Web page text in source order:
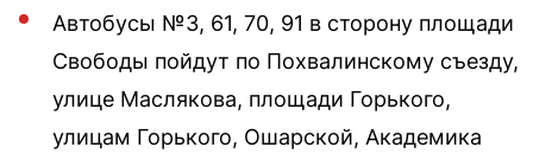
Автобусы №3, 61, 70, 91 в сторону площади
Свободы пойдут по Похвалинскому съезду,
улице Маслякова, площади Горького,
улицам Горького, Ошарской, Академика